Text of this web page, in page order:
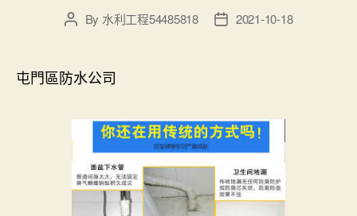
PostBy 水利工程54485818
Post2021-10-18
屯門區防水公司